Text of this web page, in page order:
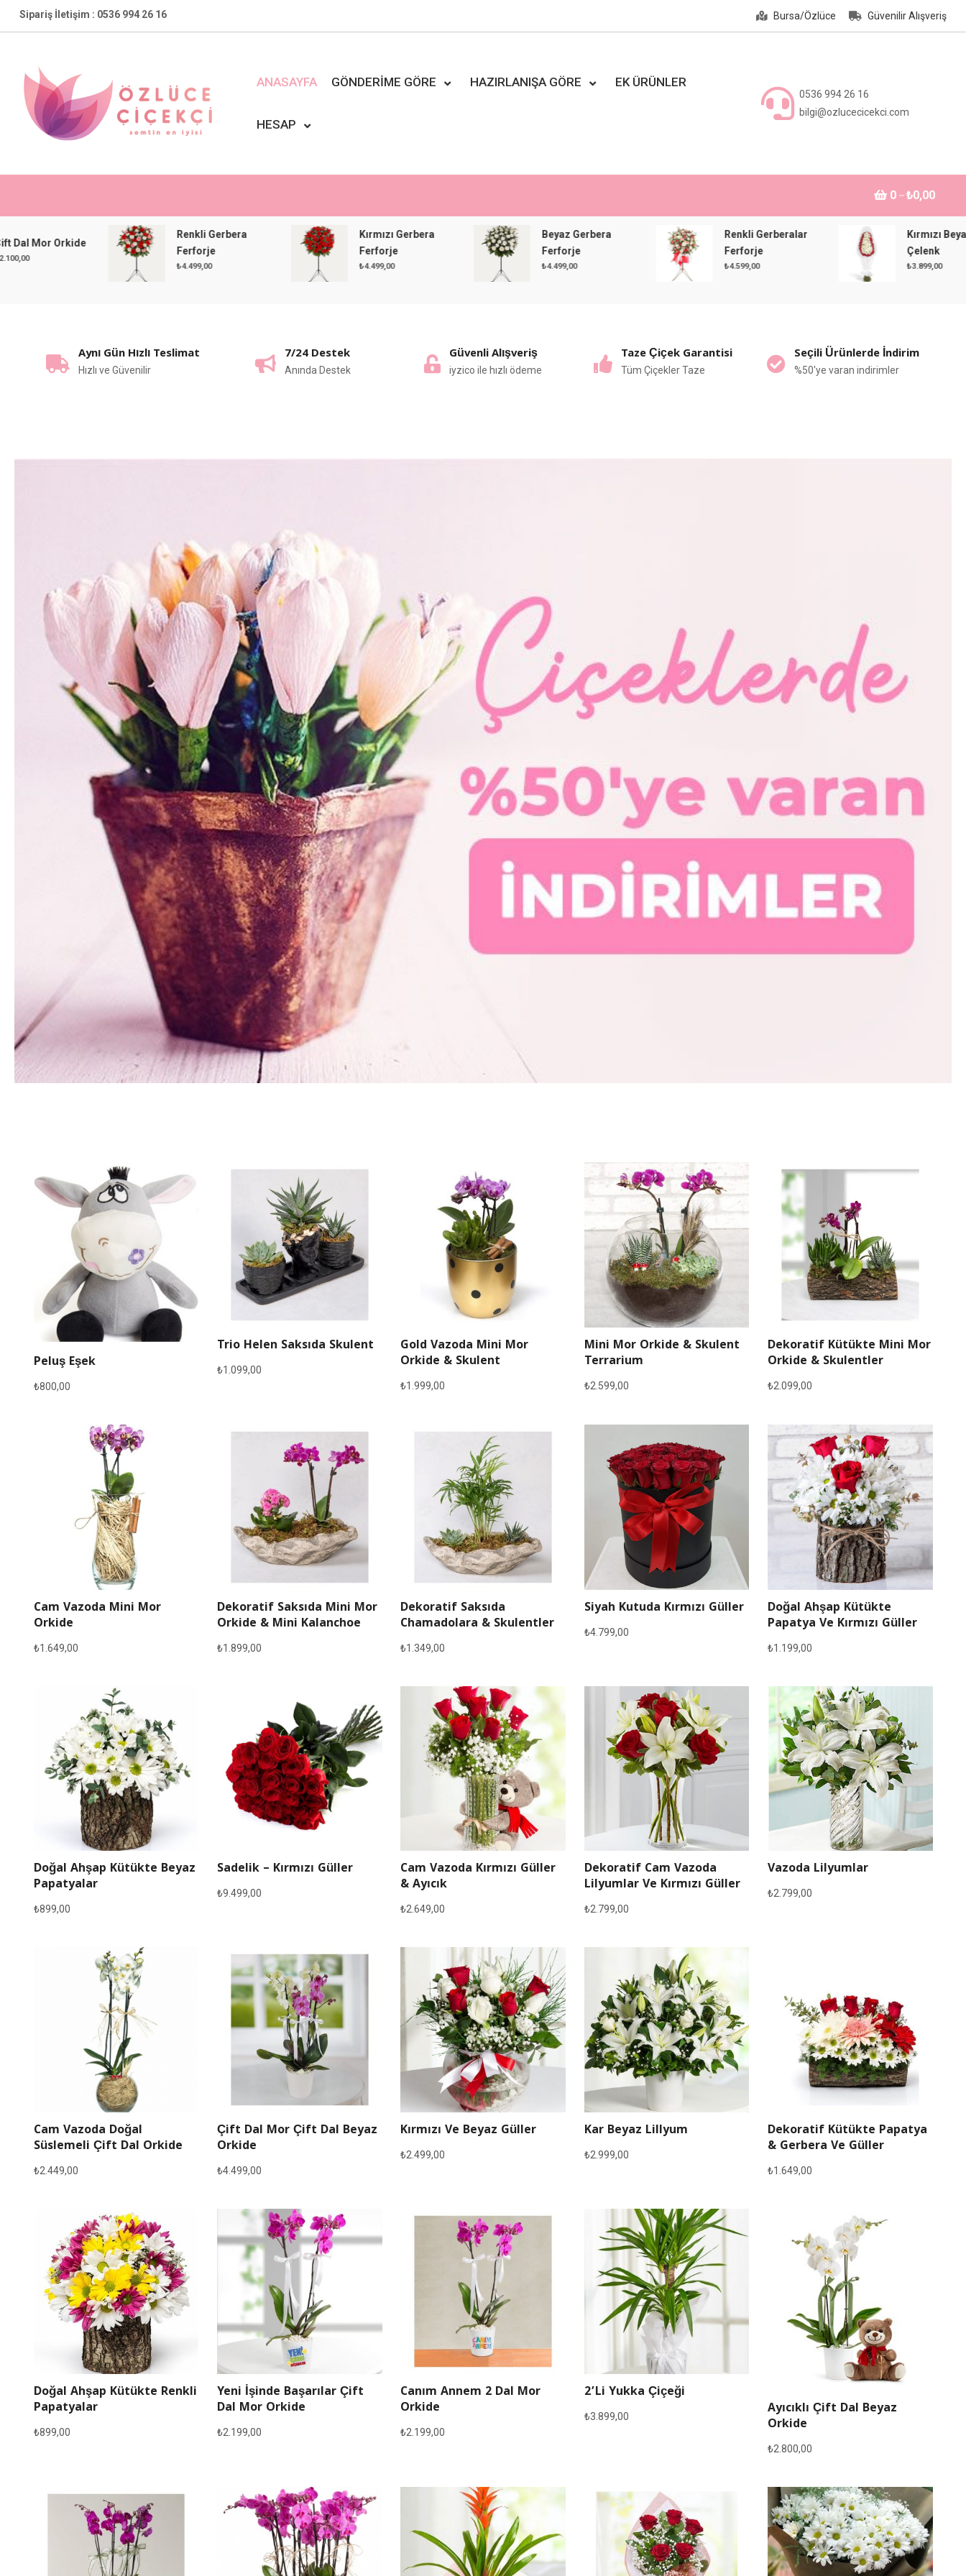
Skip
to
Sipariş İletişim : 0536 994 26 16 Bursa/Özlüce Güvenilir Alışveriş
ANASAYFA GÖNDERIME GÖRE HAZIRLANIŞA GÖRE EK ÜRÜNLER
HESAP
0536 994 26 16
bilgi@ozlucecicekci.com
0 ₺0,00
Orkide
Renkli Gerbera
Ferforje
4.499,00
Kırmızı Gerbera
Ferforje
4.499,00
Beyaz Gerbera
Ferforje
4.499,00
Renkli Gerberalar
Ferforje
4.599,00
Kırmızı Beyaz
Çelenk
3.899,00
Aynı Gün Hızlı Teslimat
Hızlı ve Güvenilir
7/24 Destek
Anında Destek
Güvenli Alışveriş
iyzico ile hızlı ödeme
Taze Çiçek Garantisi
Tüm Çiçekler Taze
Seçili Ürünlerde İndirim
%50'ye varan indirimler
Peluş Eşek
₺800,00
Trio Helen Saksıda Skulent
₺1.099,00
Gold Vazoda Mini Mor
Orkide & Skulent
₺1.999,00
Mini Mor Orkide & Skulent
Terrarium
₺2.599,00
Dekoratif Kütükte Mini Mor
Orkide & Skulentler
₺2.099,00
Cam Vazoda Mini Mor
Orkide
₺1.649,00
Dekoratif Saksıda Mini Mor
Orkide & Mini Kalanchoe
₺1.899,00
Dekoratif Saksıda
Chamadolara & Skulentler
₺1.349,00
Siyah Kutuda Kırmızı Güller
₺4.799,00
Doğal Ahşap Kütükte
Papatya Ve Kırmızı Güller
₺1.199,00
Doğal Ahşap Kütükte Beyaz
Papatyalar
₺899,00
Sadelik – Kırmızı Güller
₺9.499,00
Cam Vazoda Kırmızı Güller
& Ayıcık
₺2.649,00
Dekoratif Cam Vazoda
Lilyumlar Ve Kırmızı Güller
₺2.799,00
Vazoda Lilyumlar
₺2.799,00
Cam Vazoda Doğal
Süslemeli Çift Dal Orkide
₺2.449,00
Çift Dal Mor Çift Dal Beyaz
Orkide
₺4.499,00
Kırmızı Ve Beyaz Güller
₺2.499,00
Kar Beyaz Lillyum
₺2.999,00
Dekoratif Kütükte Papatya
& Gerbera Ve Güller
₺1.649,00
Doğal Ahşap Kütükte Renkli
Papatyalar
₺899,00
Yeni İşinde Başarılar Çift
Dal Mor Orkide
₺2.199,00
Canım Annem 2 Dal Mor
Orkide
₺2.199,00
2’li Yukka Çiçeği
₺3.899,00
Ayıcıklı Çift Dal Beyaz
Orkide
₺2.800,00